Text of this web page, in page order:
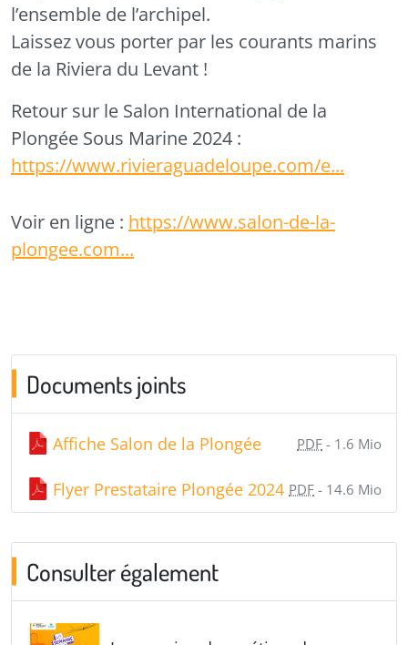
l’ensemble de l’archipel.
Laissez vous porter par les courants marins
de la Riviera du Levant !
Retour sur le Salon International de la
Plongée Sous Marine 2024 :
https://www.rivieraguadeloupe.com/e...
Voir en ligne : https://www.salon-de-la-
plongee.com...
Documents joints
Affiche Salon de la Plongée PDF - 1.6 Mio
Flyer Prestataire Plongée 2024 PDF - 14.6 Mio
Consulter également